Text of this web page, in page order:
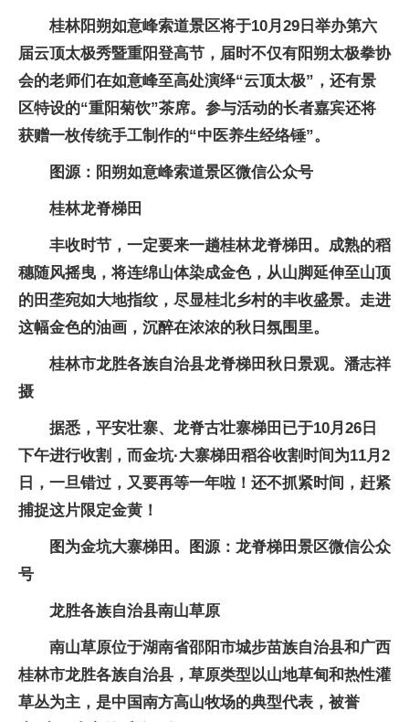
桂林阳朔如意峰索道景区将于10月29日举办第六
届云顶太极秀暨重阳登高节，届时不仅有阳朔太极拳协
会的老师们在如意峰至高处演绎“云顶太极”，还有景
区特设的“重阳菊饮”茶席。参与活动的长者嘉宾还将
获赠一枚传统手工制作的“中医养生经络锤”。
图源：阳朔如意峰索道景区微信公众号
桂林龙脊梯田
丰收时节，一定要来一趟桂林龙脊梯田。成熟的稻
穗随风摇曳，将连绵山体染成金色，从山脚延伸至山顶
的田垄宛如大地指纹，尽显桂北乡村的丰收盛景。走进
这幅金色的油画，沉醉在浓浓的秋日氛围里。
桂林市龙胜各族自治县龙脊梯田秋日景观。潘志祥
摄
据悉，平安壮寨、龙脊古壮寨梯田已于10月26日
下午进行收割，而金坑·大寨梯田稻谷收割时间为11月2
日，一旦错过，又要再等一年啦！还不抓紧时间，赶紧
捕捉这片限定金黄！
图为金坑大寨梯田。图源：龙脊梯田景区微信公众
号
龙胜各族自治县南山草原
南山草原位于湖南省邵阳市城步苗族自治县和广西
桂林市龙胜各族自治县，草原类型以山地草甸和热性灌
草丛为主，是中国南方高山牧场的典型代表，被誉